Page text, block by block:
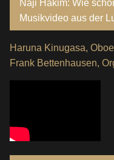
Naji Hakim: Wie
Musikvideo aus
Haruna Kinugasa, Oboe
Frank Bettenhausen,